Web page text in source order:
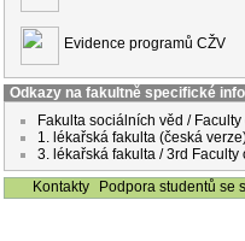
Evidence programů CŽV
Odkazy na fakultně specifické
Fakulta sociálních věd /
1. lékařská fakulta (česká
3. lékařská fakulta / 3rd Faculty
Kontakty
Podpora studentů se